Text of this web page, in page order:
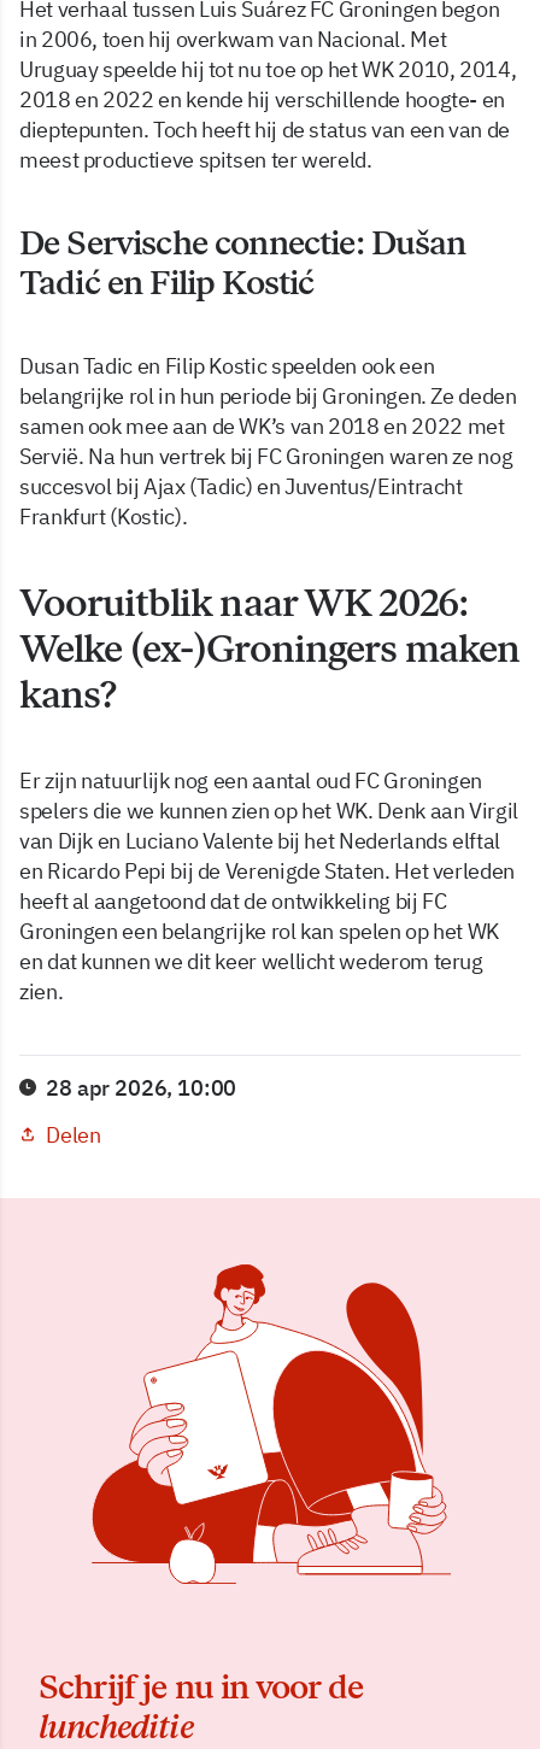
Het verhaal tussen Luis Suárez FC Groningen begon
in 2006, toen hij overkwam van Nacional. Met
Uruguay speelde hij tot nu toe op het WK 2010, 2014,
2018 en 2022 en kende hij verschillende hoogte- en
dieptepunten. Toch heeft hij de status van een van de
meest productieve spitsen ter wereld.
De Servische connectie: Dušan
Tadić en Filip Kostić
Dusan Tadic en Filip Kostic speelden ook een
belangrijke rol in hun periode bij Groningen. Ze deden
samen ook mee aan de WK’s van 2018 en 2022 met
Servië. Na hun vertrek bij FC Groningen waren ze nog
succesvol bij Ajax (Tadic) en Juventus/Eintracht
Frankfurt (Kostic).
Vooruitblik naar WK 2026:
Welke (ex-)Groningers maken
kans?
Er zijn natuurlijk nog een aantal oud FC Groningen
spelers die we kunnen zien op het WK. Denk aan Virgil
van Dijk en Luciano Valente bij het Nederlands elftal
en Ricardo Pepi bij de Verenigde Staten. Het verleden
heeft al aangetoond dat de ontwikkeling bij FC
Groningen een belangrijke rol kan spelen op het WK
en dat kunnen we dit keer wellicht wederom terug
zien.
28 apr 2026, 10:00
Delen
Schrijf je nu in voor de
luncheditie